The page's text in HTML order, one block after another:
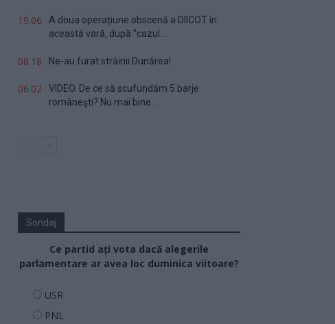
19.06
A doua operațiune obscenă a DIICOT în
această vară, după ”cazul...
08.18 Ne-au furat străinii Dunărea!
06.02
VIDEO. De ce să scufundăm 5 barje
românești? Nu mai bine...
Sondaj
Ce partid ați vota dacă alegerile
parlamentare ar avea loc duminica viitoare?
USR
PNL